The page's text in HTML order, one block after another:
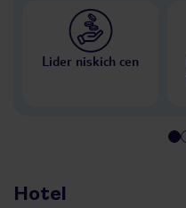
Lider niskich cen
Hotel